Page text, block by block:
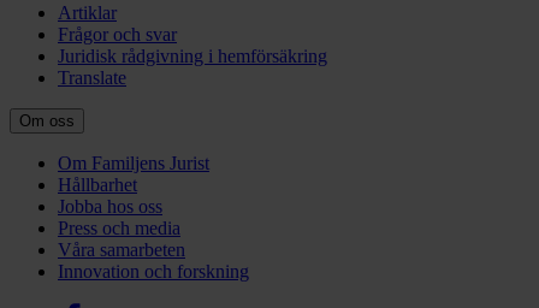
Artiklar
Frågor och svar
Juridisk rådgivning i hemförsäkring
Translate
Om oss
Om Familjens Jurist
Hållbarhet
Jobba hos oss
Press och media
Våra samarbeten
Innovation och forskning